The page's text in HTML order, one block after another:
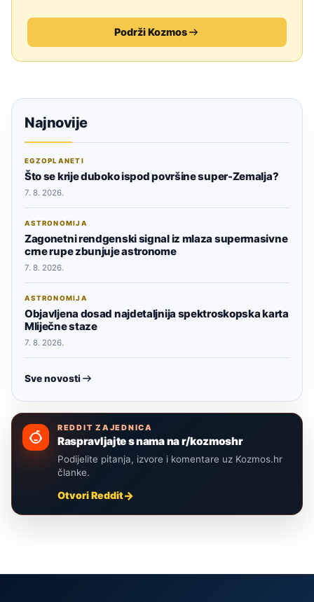
Podrži Kozmos
Najnovije
EGZOPLANETI
Što se krije duboko ispod površine super-Zemalja?
7. 8. 2026.
ASTRONOMIJA
Zagonetni rendgenski signal iz mlaza supermasivne
crne rupe zbunjuje astronome
7. 8. 2026.
ASTRONOMIJA
Objavljena dosad najdetaljnija spektroskopska karta
Mliječne staze
7. 8. 2026.
Sve novosti
REDDIT ZAJEDNICA
Raspravljajte s nama na r/kozmoshr
Podijelite pitanja, izvore i komentare uz Kozmos.hr
članke.
Otvori Reddit